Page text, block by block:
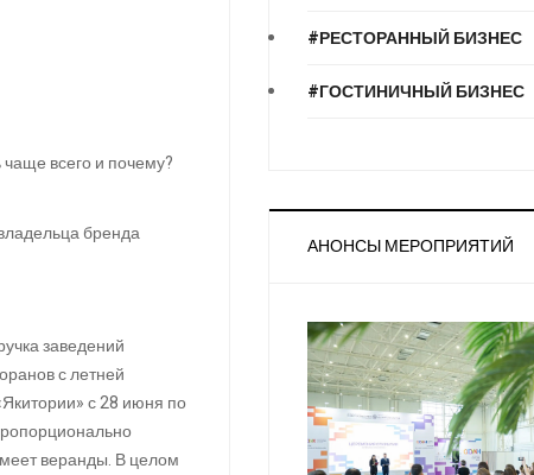
всего и почему?
бренда
заведений
с летней
с 28 июня по
веранды. В целом
#РЕСТОРАННЫЙ БИЗНЕС
#ГОСТИНИЧНЫЙ БИЗНЕС
АНОНСЫ МЕРОПРИЯТИЙ